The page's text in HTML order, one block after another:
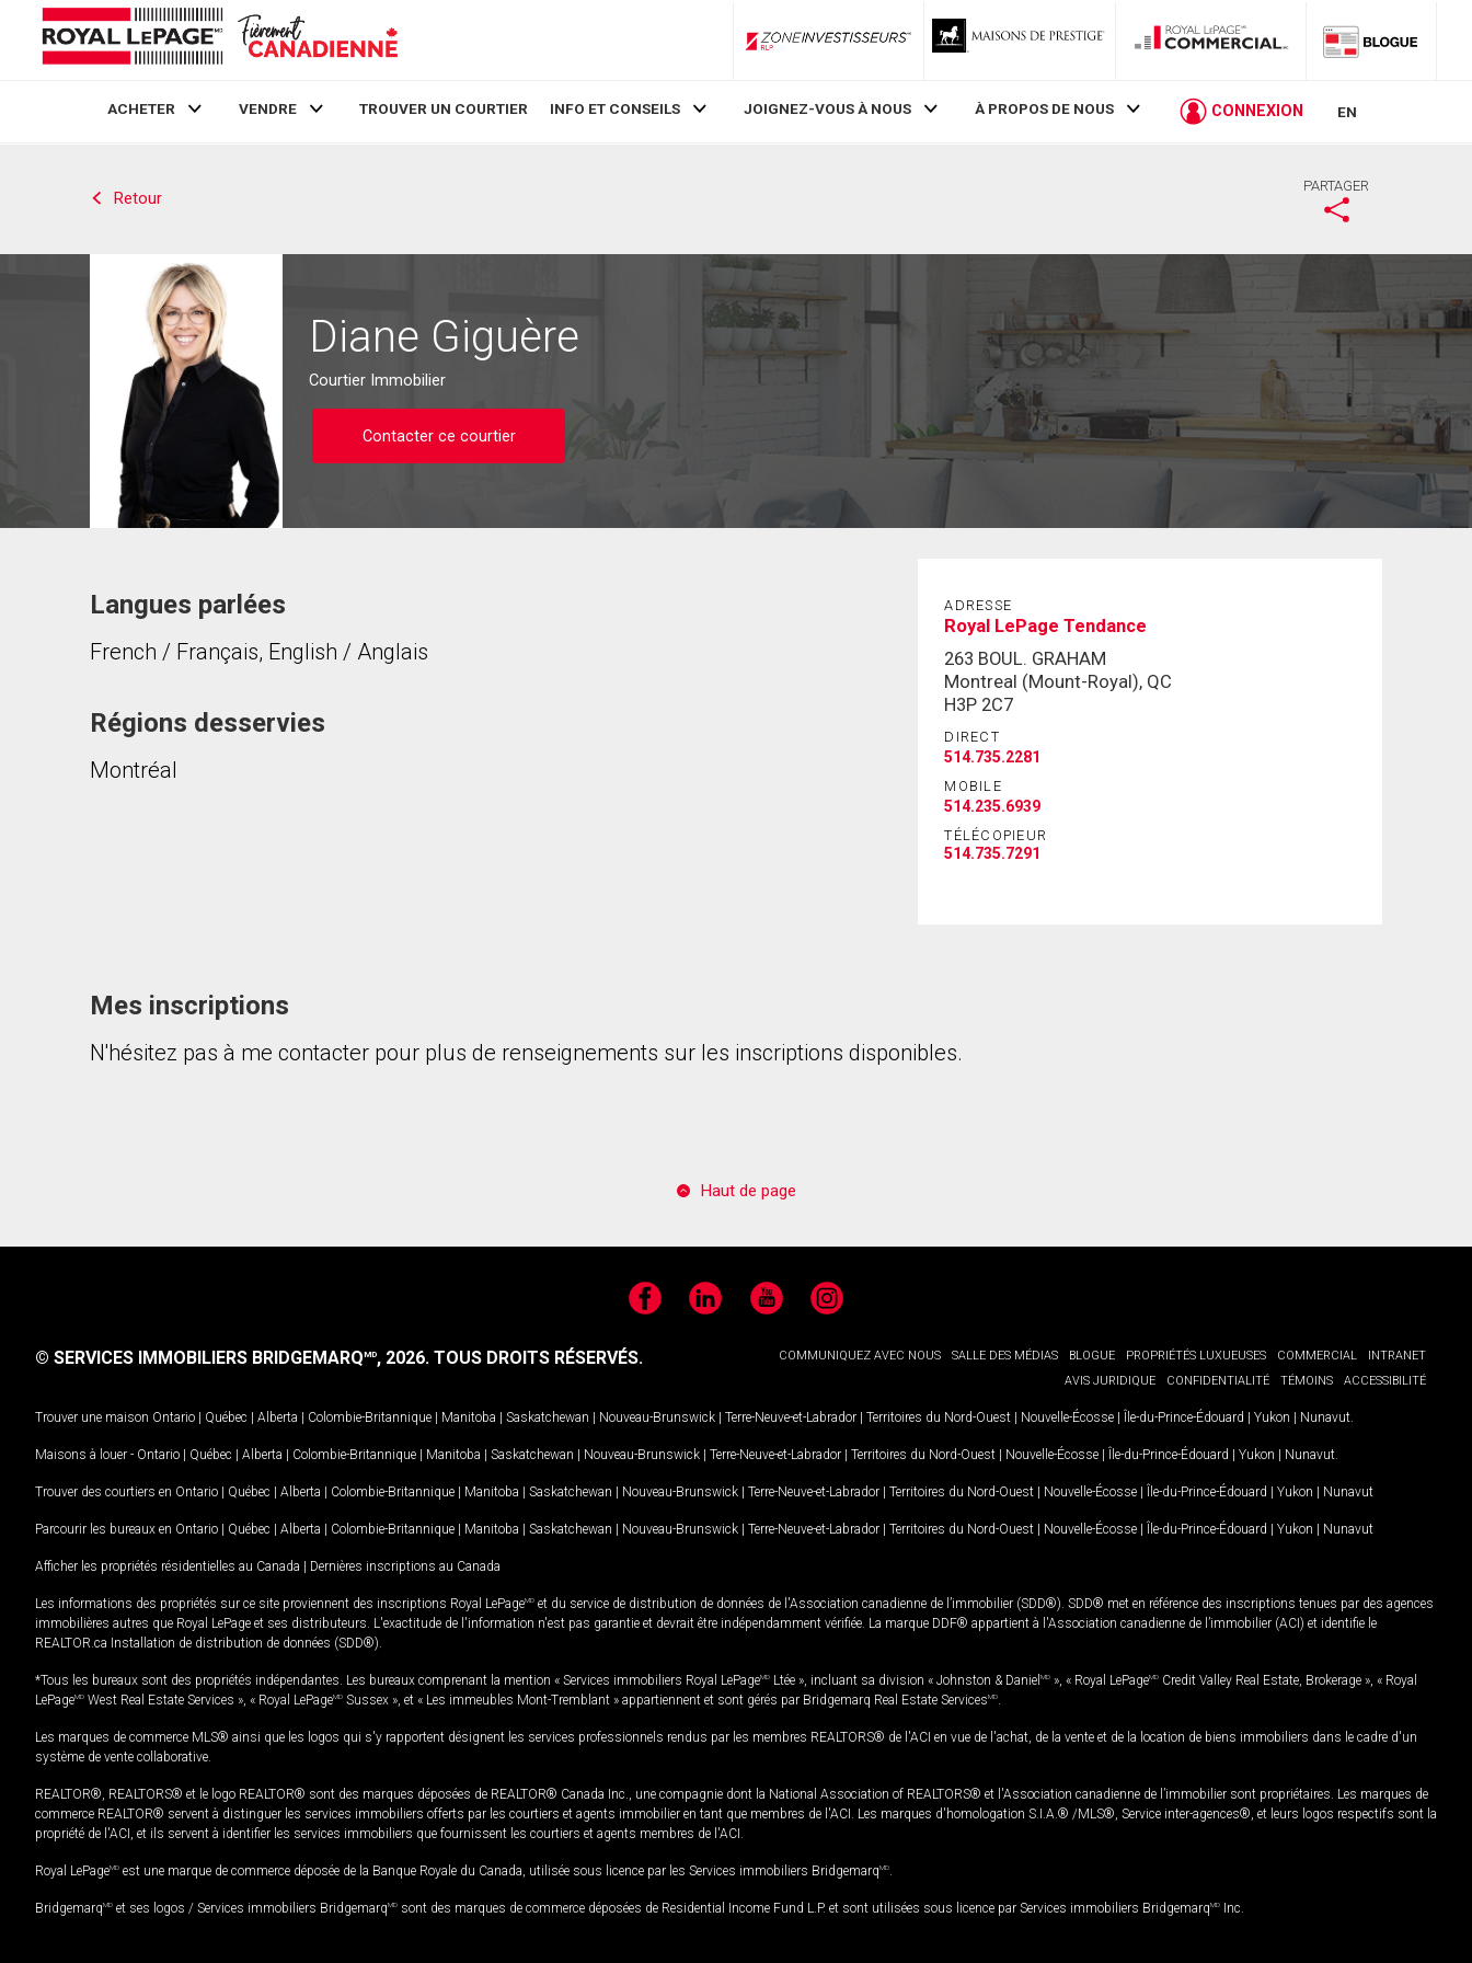
ZoneInvestisseurs RLP
ACHETER VENDRE TROUVER UN COURTIER INFO ET CONSEILS JOIGNEZ-VOUS À NOUS À PROPOS DE NOUS CONNEXION EN
Retour
PARTAGER
Diane Giguère
Courtier Immobilier
Contacter ce courtier
Contacter ce courtier
Prénom
Téléphone
Langues parlées
French / Français, English / Anglais
Régions desservies
Montréal
ADRESSE
Royal LePage Tendance
263 BOUL. GRAHAM
Montreal (Mount-Royal), QC
H3P 2C7
DIRECT
514.735.2281
MOBILE
514.235.6939
TÉLÉCOPIEUR
514.735.7291
Mes inscriptions
N'hésitez pas à me contacter pour plus de renseignements sur les inscriptions disponibles.
Haut de page
FacebookLinkedIn YouTubeInstagram
COMMUNIQUEZ AVEC NOUS SALLE DES MÉDIAS BLOGUE PROPRIÉTÉS LUXUEUSES COMMERCIAL
INTRANET
AVIS JURIDIQUE
CONFIDENTIALITÉ TÉMOINS ACCESSIBILITÉ
© SERVICES IMMOBILIERS BRIDGEMARQMD, 2026. TOUS DROITS RÉSERVÉS.
Trouver une maison Ontario Québec Alberta Colombie-Britannique Manitoba Saskatchewan Nouveau-Brunswick Terre-Neuve-et-Labrador Territoires du Nord-Ouest Nouvelle-Écosse Île-du-Prince-Édouard Yukon Nunavut.
Maisons à louer - Ontario Québec Alberta Colombie-Britannique Manitoba Saskatchewan Nouveau-Brunswick Terre-Neuve-et-Labrador Territoires du Nord-Ouest Nouvelle-Écosse Île-du-Prince-Édouard Yukon Nunavut.
Trouver des courtiers en Ontario Québec Alberta Colombie-Britannique Manitoba Saskatchewan Nouveau-Brunswick Terre-Neuve-et-Labrador Territoires du Nord-Ouest Nouvelle-Écosse Île-du-Prince-Édouard Yukon Nunavut
Parcourir les bureaux en Ontario Québec Alberta Colombie-Britannique Manitoba Saskatchewan Nouveau-Brunswick Terre-Neuve-et-Labrador Territoires du Nord-Ouest Nouvelle-Écosse Île-du-Prince-Édouard Yukon Nunavut
Afficher les propriétés résidentielles au Canada Dernières inscriptions au Canada
Les informations des propriétés sur ce site proviennent des inscriptions Royal LePageMD et du service de distribution de données de l'Association canadienne de l’immobilier (SDD®). SDD® met en référence des inscriptions tenues par des agences
immobilières autres que Royal LePage et ses distributeurs. L'exactitude de l'information n'est pas garantie et devrait être indépendamment vérifiée. La marque DDF® appartient à l'Association canadienne de l’immobilier (ACI) et identifie le
REALTOR.ca Installation de distribution de données (SDD®).
*Tous les bureaux sont des propriétés indépendantes. Les bureaux comprenant la mention « Services immobiliers Royal LePageMD Ltée », incluant sa division « Johnston & Daniel MD », « Royal LePageMD Credit Valley Real Estate, Brokerage », « Royal
LePageMD West Real Estate Services », « Royal LePageMD Sussex », et « Les immeubles Mont-Tremblant » appartiennent et sont gérés par Bridgemarq Real Estate ServicesMD.
Les marques de commerce MLS® ainsi que les logos qui s'y rapportent désignent les services professionnels rendus par les membres REALTORS® de l'ACI en vue de l'achat, de la vente et de la location de biens immobiliers dans le cadre d'un
système de vente collaborative.
REALTOR®, REALTORS® et le logo REALTOR® sont des marques déposées de REALTOR® Canada Inc., une compagnie dont la National Association of REALTORS® et l'Association canadienne de l’immobilier sont propriétaires. Les marques de
commerce REALTOR® servent à distinguer les services immobiliers offerts par les courtiers et agents immobilier en tant que membres de l'ACI. Les marques d'homologation S.I.A.® /MLS®, Service inter-agences®, et leurs logos respectifs sont la
propriété de l'ACI, et ils servent à identifier les services immobiliers que fournissent les courtiers et agents membres de l'ACI.
Royal LePageMD est une marque de commerce déposée de la Banque Royale du Canada, utilisée sous licence par les Services immobiliers BridgemarqMD.
BridgemarqMD et ses logos / Services immobiliers BridgemarqMD sont des marques de commerce déposées de Residential Income Fund L.P. et sont utilisées sous licence par Services immobiliers BridgemarqMD Inc.